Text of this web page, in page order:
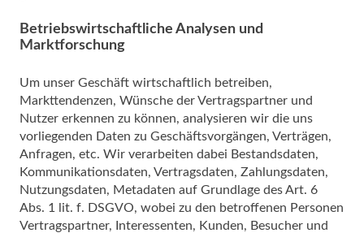
Betriebswirtschaftliche Analysen und
Marktforschung
Um unser Geschäft wirtschaftlich betreiben,
Markttendenzen, Wünsche der Vertragspartner und
Nutzer erkennen zu können, analysieren wir die uns
vorliegenden Daten zu Geschäftsvorgängen, Verträgen,
Anfragen, etc. Wir verarbeiten dabei Bestandsdaten,
Kommunikationsdaten, Vertragsdaten, Zahlungsdaten,
Nutzungsdaten, Metadaten auf Grundlage des Art. 6
Abs. 1 lit. f. DSGVO, wobei zu den betroffenen Personen
Vertragspartner, Interessenten, Kunden, Besucher und